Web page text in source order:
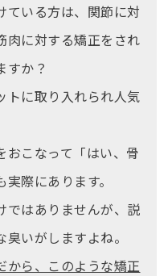
ている方は、関節に対
肉に対する矯正をされ
すか？
トに取り入れられ人気
おこなって「はい、骨
際にあります。
ではありませんが、説
いがしますよね。
から、このような矯正